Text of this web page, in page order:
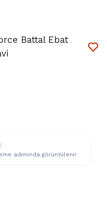
Battal Ebat
adımında görüntülenir